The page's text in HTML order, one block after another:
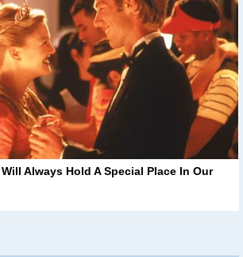
Always Hold A Special Place In Our